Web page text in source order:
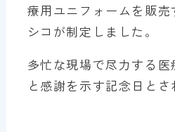
療用ユニフォームを販
シコが制定しました。
多忙な現場で尽力する
と感謝を示す記念日とさ